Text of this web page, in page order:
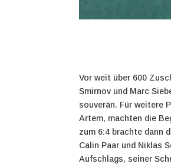
Vor weit über 600
Smirnov und Marc
souverän. Für weitere
Artem, machten die
zum 6:4 brachte dann
Calin Paar und Niklas
Aufschlags, seiner